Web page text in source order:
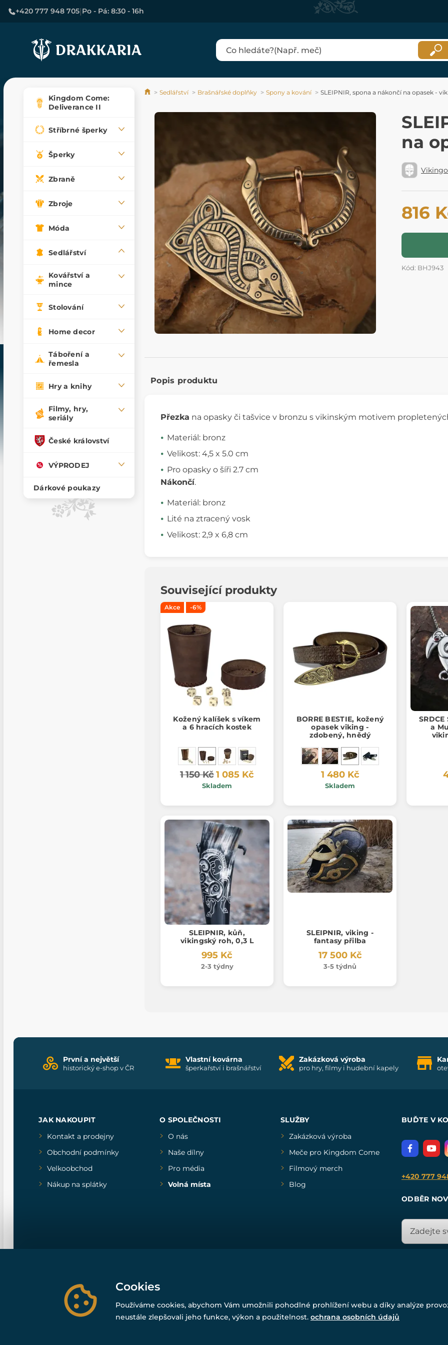
+420 777 948 705|Po - Pá: 8:30 - 16h
Kingdom Come:
Deliverance II
Stříbrné šperky
Šperky
Zbraně
Zbroje
Móda
Sedlářství
Kovářství a
mince
Stolování
Home decor
Táboření a
řemesla
Hry a knihy
Filmy, hry,
seriály
České království
VÝPRODEJ
Dárkové poukazy
Sedlářství Brašnářské doplňky Spony a kování SLEIPNIR, spona a nákončí na opasek -
na
816
Kód: BHJ943
Popis produktu
Přezka na opasky či tašvice v bronzu s vikinským motivem
Materiál: bronz
Velikost: 4,5 x 5.0 cm
Pro opasky o šíři 2.7 cm
Nákončí.
Materiál: bronz
Lité na ztracený vosk
Velikost: 2,9 x 6,8 cm
Související produkty
Akce -6%
Kožený kalíšek s víkem
a 6 hracích kostek
1 150 Kč1 085 Kč
Skladem
BORRE BESTIE, kožený
opasek viking -
zdobený, hnědý
1 480 Kč
Skladem
a
SLEIPNIR, kůň,
vikingský roh, 0,3 L
995 Kč
2-3 týdny
SLEIPNIR, viking -
fantasy přilba
17 500 Kč
3-5 týdnů
První a největší
historický e-shop v ČR
Vlastní kovárna
šperkařství i brašnářství
Zakázková výroba
pro hry, filmy i hudební kapely
JAK NAKOUPIT
Kontakt a prodejny
Obchodní podmínky
Velkoobchod
Nákup na splátky
O SPOLEČNOSTI
O nás
Naše dílny
Pro média
Volná místa
SLUŽBY
Zakázková výroba
Meče pro Kingdom Come
Filmový merch
Blog
BUĎTE V
+420 777
ODBĚR
Powered bySimplia.cz, protected by reCAPTCHA.
Cookies
Používáme cookies, abychom Vám umožnili pohodlné prohlížení webu a díky analýze
neustále zlepšovali jeho funkce, výkon a použitelnost. ochrana osobních údajů